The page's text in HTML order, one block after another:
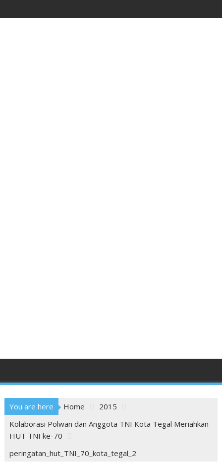
to
You are here Home
2015
Kolaborasi Polwan dan Anggota TNI Kota Tegal Meriahkan
HUT TNI ke-70
peringatan_hut_TNI_70_kota_tegal_2